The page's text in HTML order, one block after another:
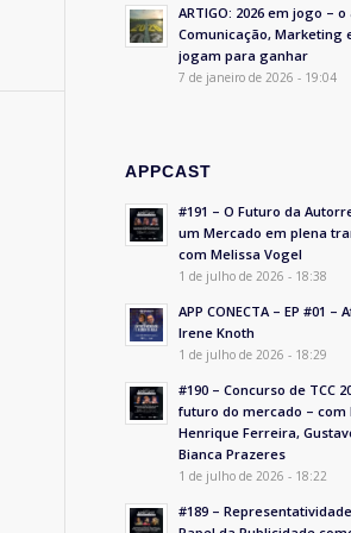
ARTIGO: 2026 em jogo –
Comunicação, Marketing
jogam para ganhar
7 de janeiro de 2026 - 19:04
APPCAST
#191 – O Futuro da
um Mercado em plena
com Melissa Vogel
1 de julho de 2026 - 18:38
APP CONECTA – EP #01 –
Irene Knoth
1 de julho de 2026 - 18:29
#190 – Concurso de TCC
futuro do mercado – com
Henrique Ferreira,
Bianca Prazeres
1 de julho de 2026 - 18:22
#189 –